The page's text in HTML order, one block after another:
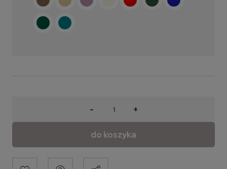
- +
do koszyka